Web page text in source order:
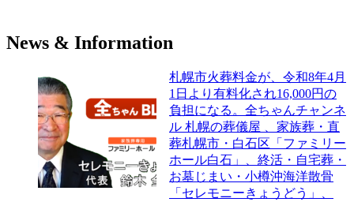
News & Information
札幌市火葬料金が、令和8年4月
1日より有料化され16,000円の
負担になる。全ちゃんチャンネ
ル 札幌の葬儀屋 、家族葬・直
葬札幌市・白石区「ファミリー
ホール白石」、終活・自宅葬・
お墓じまい・小樽沖海洋散骨
「セレモニーきょうどう」、